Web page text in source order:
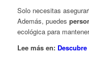
Solo necesitas
Además, puedes
ecológica para
Lee más en: